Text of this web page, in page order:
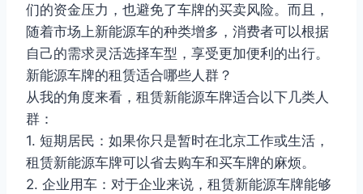
们的资金压力，也避免了车牌的买卖风险。而且，
随着市场上新能源车的种类增多，消费者可以根据
自己的需求灵活选择车型，享受更加便利的出行。
新能源车牌的租赁适合哪些人群？
从我的角度来看，租赁新能源车牌适合以下几类人
群：
1. 短期居民：如果你只是暂时在北京工作或生活，
租赁新能源车牌可以省去购车和买车牌的麻烦。
2. 企业用车：对于企业来说，租赁新能源车牌能够